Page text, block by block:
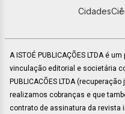
Cidades
A ISTOÉ PUBLICAÇÕES LTDA é
vinculação editorial e societária
PUBLICACÕES LTDA
realizamos cobranças e que
contrato de assinatura da revista